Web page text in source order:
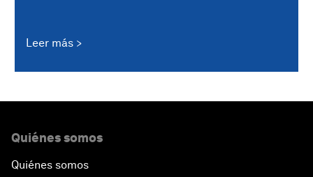
Leer más
Quiénes somos
Quiénes somos